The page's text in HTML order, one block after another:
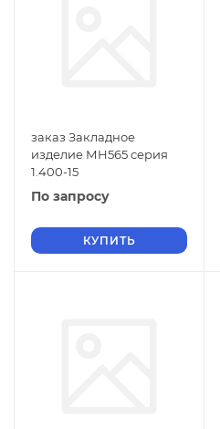
заказ Закладное
изделие МН565 серия
1.400-15
По запросу
КУПИТЬ